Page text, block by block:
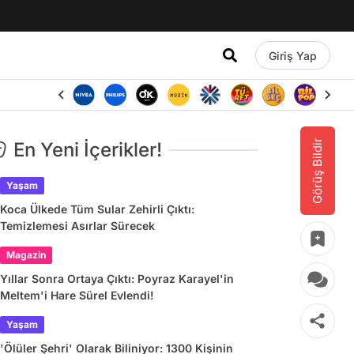
Giriş Yap
Görüş Bildir
En Yeni İçerikler!
Yaşam
Koca Ülkede Tüm Sular Zehirli Çıktı:
Temizlemesi Asırlar Sürecek
Magazin
Yıllar Sonra Ortaya Çıktı: Poyraz Karayel'in
Meltem'i Hare Sürel Evlendi!
Yaşam
'Ölüler Şehri' Olarak Biliniyor: 1300 Kişinin